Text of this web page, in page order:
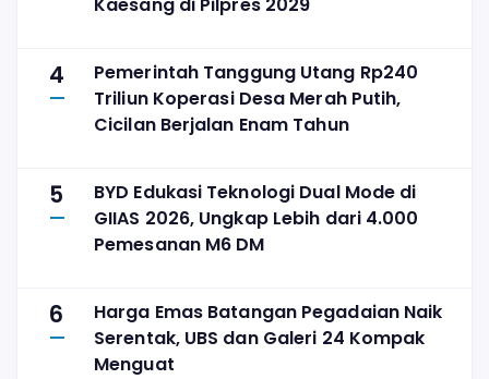
Kaesang di Pilpres 2029
4
Pemerintah Tanggung Utang Rp240
Triliun Koperasi Desa Merah Putih,
Cicilan Berjalan Enam Tahun
5
BYD Edukasi Teknologi Dual Mode di
GIIAS 2026, Ungkap Lebih dari 4.000
Pemesanan M6 DM
6
Harga Emas Batangan Pegadaian Naik
Serentak, UBS dan Galeri 24 Kompak
Menguat